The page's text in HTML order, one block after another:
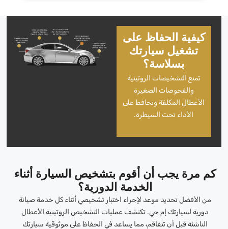
كيفية الحفاظ على
تشغيل سيارتك
بسلاسة؟
تمنع التشخيصات الروتينية
والفحوصات الصغيرة
الأعطال المكلفة وتحافظ على
الأداء تحت السيطرة.
كم مرة يجب أن أقوم بتشخيص السيارة أثناء
الخدمة الدورية؟
من الأفضل تحديد موعد لإجراء اختبار تشخيصي أثناء كل خدمة صيانة
دورية لسيارتك إم جي. تكتشف عمليات التشخيص الروتينية الأعطال
الناشئة قبل أن تتفاقم، مما يساعد في الحفاظ على موثوقية سيارتك